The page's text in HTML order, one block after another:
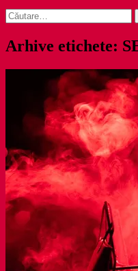
Caută
după:
Arhive etichete: